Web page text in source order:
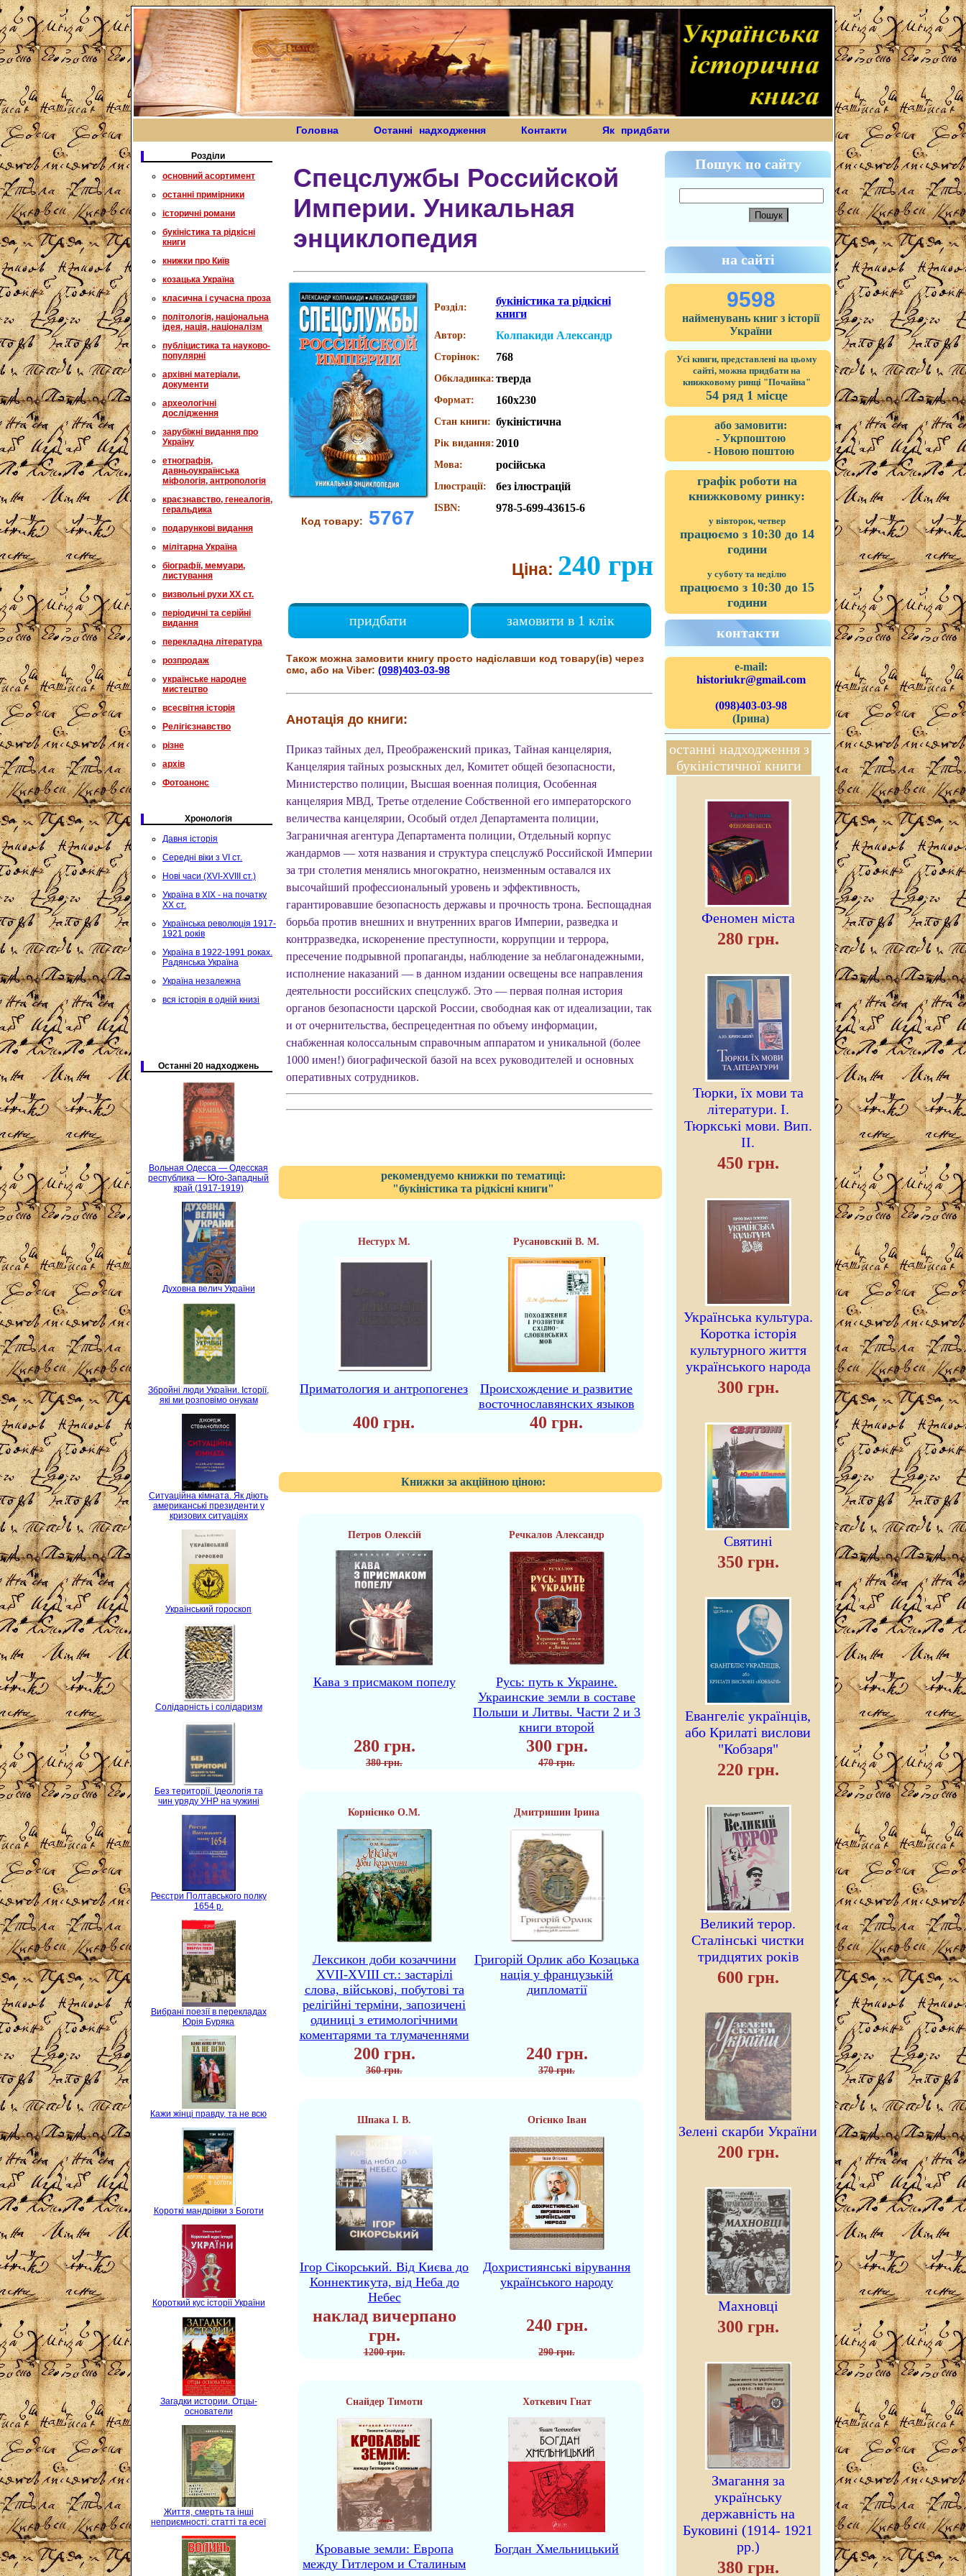
Головна Останні надходження Контакти Як придбати
Розділи
основний асортимент
останні примірники
історичні романи
букіністика та рідкісні
книги
книжки про Київ
козацька Україна
класична і сучасна проза
політологія, національна
ідея, нація, націоналізм
публіцистика та науково-
популярні
архівні матеріали,
документи
археологічні
дослідження
зарубіжні видання про
Україну
етнографія,
давньоукраїнська
міфологія, антропологія
краєзнавство, генеалогія,
геральдика
подарункові видання
мілітарна Україна
біографії, мемуари,
листування
визвольні рухи XX ст.
періодичні та серійні
видання
перекладна література
розпродаж
українське народне
мистецтво
всесвітня історія
Релігієзнавство
різне
архів
Фотоанонс
Хронологія
Давня історія
Середні віки з VI ст.
Нові часи (XVI-XVIII ст.)
Україна в XIX - на початку
XX ст.
Українська революція 1917-
1921 років
Україна в 1922-1991 роках.
Радянська Україна
Україна незалежна
вся історія в одній книзі
Останні 20 надходжень
Вольная Одесса — Одесская
республика — Юго-Западный
край (1917-1919)
Духовна велич України
Збройні люди України. Історії,
які ми розповімо онукам
Ситуаційна кімната. Як діють
американські президенти у
кризових ситуаціях
Український гороскоп
Солідарність і солідаризм
Без території. Ідеологія та
чин уряду УНР на чужині
Реєстри Полтавського полку
1654 р.
Вибрані поезії в перекладах
Юрія Буряка
Кажи жінці правду, та не всю
Короткі мандрівки з Боготи
Короткий кус історії України
Загадки истории. Отцы-
основатели
Життя, смерть та інші
неприємності: статті та есеї
Спецслужбы Российской
Империи. Уникальная
энциклопедия
Код товару: 5767
Розділ:
букіністика та рідкісні
книги
Автор: Колпакиди Александр
Сторінок: 768
Обкладинка: тверда
Формат: 160х230
Стан книги: букіністична
Рік видання: 2010
Мова: російська
Ілюстрації: без ілюстрацій
ISBN: 978-5-699-43615-6
Ціна: 240 грн
придбати замовити в 1 клік
Також можна замовити книгу просто надіславши код товару(ів) через
смс, або на Viber: (098)403-03-98
Анотація до книги:
Приказ тайных дел, Преображенский приказ, Тайная канцелярия,
Канцелярия тайных розыскных дел, Комитет общей безопасности,
Министерство полиции, Высшая военная полиция, Особенная
канцелярия МВД, Третье отделение Собственной его императорского
величества канцелярии, Особый отдел Департамента полиции,
Заграничная агентура Департамента полиции, Отдельный корпус
жандармов — хотя названия и структура спецслужб Российской Империи
за три столетия менялись многократно, неизменным оставался их
высочайший профессиональный уровень и эффективность,
гарантировавшие безопасность державы и прочность трона. Беспощадная
борьба против внешних и внутренних врагов Империи, разведка и
контрразведка, искоренение преступности, коррупции и террора,
пресечение подрывной пропаганды, наблюдение за неблагонадежными,
исполнение наказаний — в данном издании освещены все направления
деятельности российских спецслужб. Это — первая полная история
органов безопасности царской России, свободная как от идеализации, так
и от очернительства, беспрецедентная по объему информации,
снабженная колоссальным справочным аппаратом и уникальной (более
1000 имен!) биографической базой на всех руководителей и основных
оперативных сотрудников.
рекомендуемо книжки по тематиці:
"букіністика та рідкісні книги"
Нестурх М. Русановский В. М.
Приматология и антропогенез
Происхождение и развитие
восточнославянских языков
400 грн. 40 грн.
Книжки за акційною ціною:
Петров Олексій Речкалов Александр
Кава з присмаком попелу
Русь: путь к Украине.
Украинские земли в составе
Польши и Литвы. Части 2 и 3
книги второй
280 грн. 300 грн.
380 грн. 470 грн.
Корнієнко О.М. Дмитришин Ірина
Лексикон доби козаччини
XVII-XVIII ст.: застарілі
слова, військові, побутові та
релігійні терміни, запозичені
одиниці з етимологічними
коментарями та тлумаченнями
Григорій Орлик або Козацька
нація у французькій
дипломатії
200 грн. 240 грн.
360 грн. 370 грн.
Шпака І. В. Огієнко Іван
Ігор Сікорський. Від Києва до
Коннектикута, від Неба до
Небес
Дохристиянські вірування
українського народу
наклад вичерпано
грн.
240 грн.
1200 грн. 290 грн.
Снайдер Тимоти Хоткевич Гнат
Кровавые земли: Европа
между Гитлером и Сталиным
Богдан Хмельницький
Пошук по сайту
на сайті
9598
найменувань книг з історії
України
Усі книги, представлені на цьому
сайті, можна придбати на
книжковому ринці "Почайна"
54 ряд 1 місце
або замовити:
- Укрпоштою
- Новою поштою
графік роботи на
книжковому ринку:
у вівторок, четвер
працюємо з 10:30 до 14
години
у суботу та неділю
працюємо з 10:30 до 15
години
контакти
e-mail:
historiukr@gmail.com
(098)403-03-98
(Ірина)
останні надходження з
букіністичної книги
Феномен міста
280 грн.
Тюрки, їх мови та
літератури. I.
Тюркські мови. Вип.
II.
450 грн.
Українська культура.
Коротка історія
культурного життя
українського народа
300 грн.
Святині
350 грн.
Евангеліє українців,
або Крилаті вислови
"Кобзаря"
220 грн.
Великий терор.
Сталінські чистки
тридцятих років
600 грн.
Зелені скарби України
200 грн.
Махновці
300 грн.
Змагання за
українську
державність на
Буковині (1914- 1921
рр.)
380 грн.